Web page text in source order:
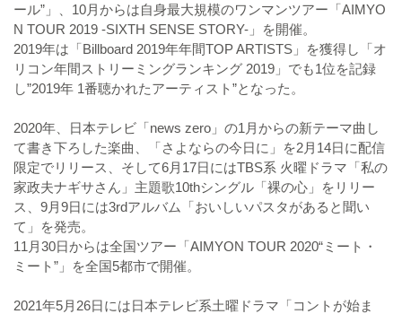
ール”」、10月からは自身最大規模のワンマンツアー「AIMYO
N TOUR 2019 -SIXTH SENSE STORY-」を開催。
2019年は「Billboard 2019年年間TOP ARTISTS」を獲得し「オ
リコン年間ストリーミングランキング 2019」でも1位を記録
し”2019年 1番聴かれたアーティスト”となった。
2020年、日本テレビ「news zero」の1月からの新テーマ曲し
て書き下ろした楽曲、「さよならの今日に」を2月14日に配信
限定でリリース、そして6月17日にはTBS系 火曜ドラマ「私の
家政夫ナギサさん」主題歌10thシングル「裸の心」をリリー
ス、9月9日には3rdアルバム「おいしいパスタがあると聞い
て」を発売。
11月30日からは全国ツアー「AIMYON TOUR 2020“ミート・
ミート”」を全国5都市で開催。
2021年5月26日には日本テレビ系土曜ドラマ「コントが始ま